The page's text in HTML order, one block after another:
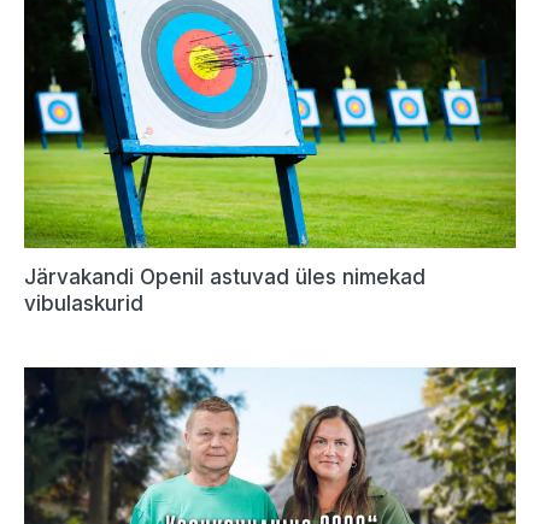
Järvakandi Openil astuvad üles nimekad
vibulaskurid